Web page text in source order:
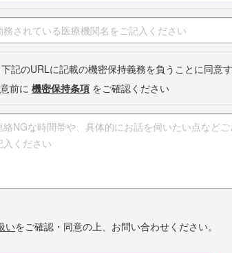
下記のURLに記載の機密保持義務を負うことに同意
前に 機密保持条項をご確認ください
いをご確認・同意の上、お問い合わせください。